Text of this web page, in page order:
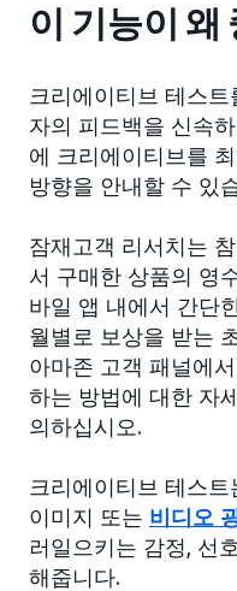
이 기능이 왜
크리에이티브 테스
자의 피드백을 신속
에 크리에이티브를
방향을 안내할 수 있
잠재고객 리서치는
서 구매한 상품의 영
바일 앱 내에서 간단
월별로 보상을 받는
아마존 고객 패널에
하는 방법에 대한 자
의하십시오.
크리에이티브 테스
이미지 또는 비디오
러일으키는 감정, 선
해줍니다.